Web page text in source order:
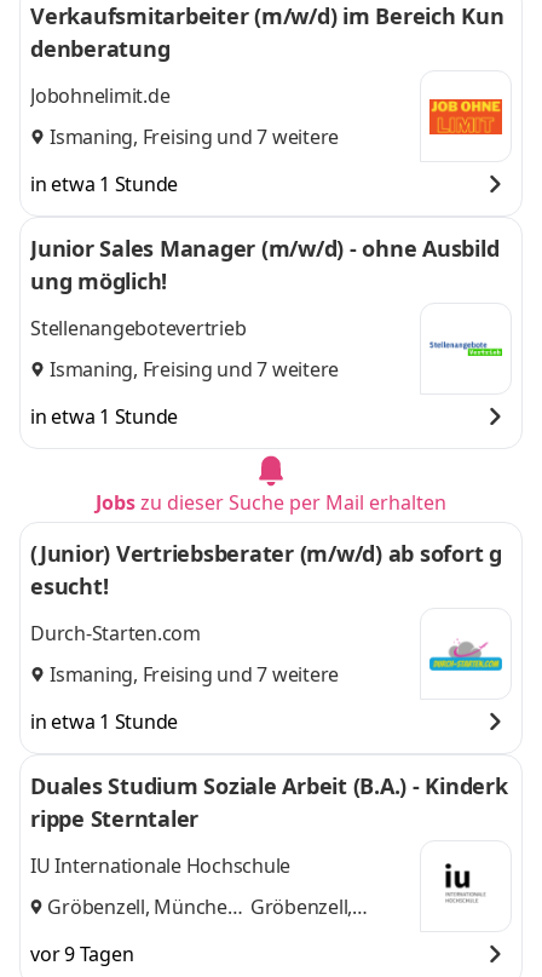
Verkaufsmitarbeiter (m/w/d) im Bereich Kun
denberatung
Jobohnelimit.de
Ismaning, Freising und 7 weitere
in etwa 1 Stunde
Junior Sales Manager (m/w/d) - ohne Ausbild
ung möglich!
Stellenangebotevertrieb
Ismaning, Freising und 7 weitere
in etwa 1 Stunde
Jobszu dieser Suche per Mail erhalten
(Junior) Vertriebsberater (m/w/d) ab sofort g
esucht!
Durch-Starten.com
Ismaning, Freising und 7 weitere
in etwa 1 Stunde
Duales Studium Soziale Arbeit (B.A.) - Kinderk
rippe Sterntaler
IU Internationale Hochschule
Gröbenzell, München Gröbenzell,
vor 9 Tagen